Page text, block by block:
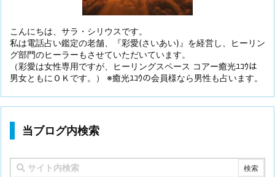
こんにちは、サラ・シリウスです。
私は電話占い鑑定の老舗、『彩愛(さいあい)』を経営し、ヒーリン
グ部門のヒーラーもさせていただいています。
（彩愛は女性専用ですが、ヒーリングスペース コアー癒光ﾕｺｳは
男女ともにＯＫです。） ※癒光ﾕｺｳの会員様なら男性も占います。
当ブログ内検索